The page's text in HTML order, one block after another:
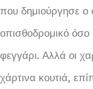
που δημιούργησε ο
οπισθοδρομικό
φεγγάρι. Αλλά οι
χάρτινα κουτιά,